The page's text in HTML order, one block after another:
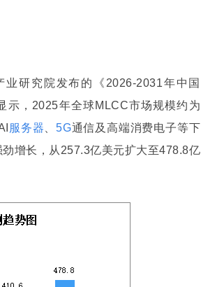
研究院发布的《2026-2031年中国
示，2025年全球MLCC市场规模约为
服务器 、5G通信及高端消费电子等下
增长，从257.3亿美元扩大至478.8亿